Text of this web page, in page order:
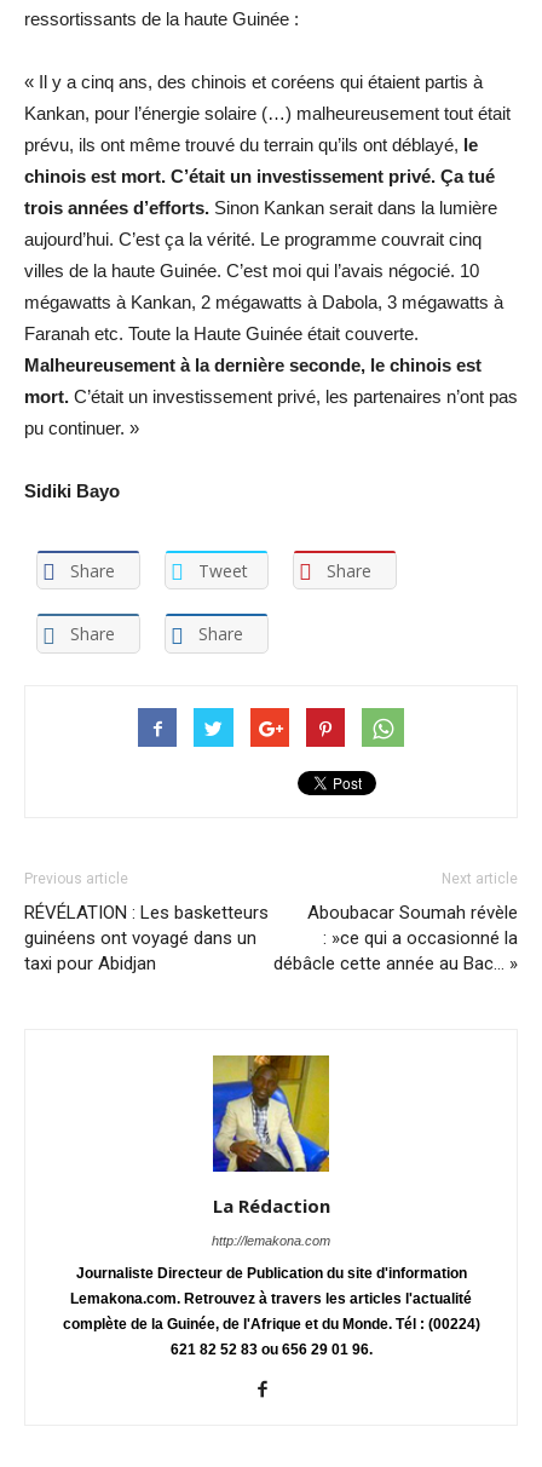
ressortissants de la haute Guinée :
« Il y a cinq ans, des chinois et coréens qui étaient partis à
Kankan, pour l’énergie solaire (…) malheureusement tout était
prévu, ils ont même trouvé du terrain qu’ils ont déblayé, le
chinois est mort. C’était un investissement privé. Ça tué
trois années d’efforts. Sinon Kankan serait dans la lumière
aujourd’hui. C’est ça la vérité. Le programme couvrait cinq
villes de la haute Guinée. C’est moi qui l’avais négocié. 10
mégawatts à Kankan, 2 mégawatts à Dabola, 3 mégawatts à
Faranah etc. Toute la Haute Guinée était couverte.
Malheureusement à la dernière seconde, le chinois est
mort. C’était un investissement privé, les partenaires n’ont pas
pu continuer. »
Sidiki Bayo
Share Tweet Share
Share Share
Previous article
RÉVÉLATION : Les basketteurs
guinéens ont voyagé dans un
taxi pour Abidjan
Next article
Aboubacar Soumah révèle
: »ce qui a occasionné la
débâcle cette année au Bac… »
La Rédaction
http://lemakona.com
Journaliste Directeur de Publication du site d'information
Lemakona.com. Retrouvez à travers les articles l'actualité
complète de la Guinée, de l'Afrique et du Monde. Tél : (00224)
621 82 52 83 ou 656 29 01 96.